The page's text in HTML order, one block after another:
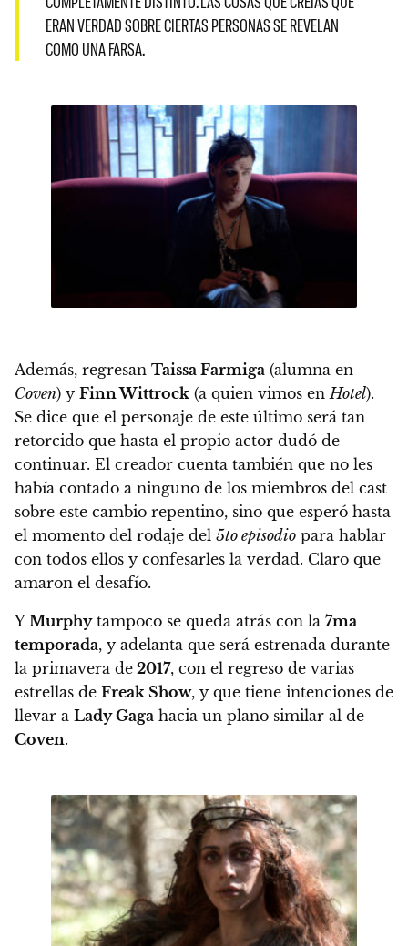
ERAN VERDAD SOBRE CIERTAS PERSONAS SE REVELAN
COMO UNA FARSA.
Además, regresan Taissa Farmiga (alumna en
Coven) y Finn Wittrock (a quien vimos en Hotel).
Se dice que el personaje de este último será tan
retorcido que hasta el propio actor dudó de
continuar. El creador cuenta también que no les
había contado a ninguno de los miembros del cast
sobre este cambio repentino, sino que esperó hasta
el momento del rodaje del 5to episodio para hablar
con todos ellos y confesarles la verdad. Claro que
amaron el desafío.
Y Murphytampoco se queda atrás con la 7ma
temporada, y adelanta que será estrenada durante
la primavera de 2017, con el regreso de varias
estrellas de Freak Show, y que tiene intenciones de
llevar a Lady Gaga hacia un plano similar al de
Coven.